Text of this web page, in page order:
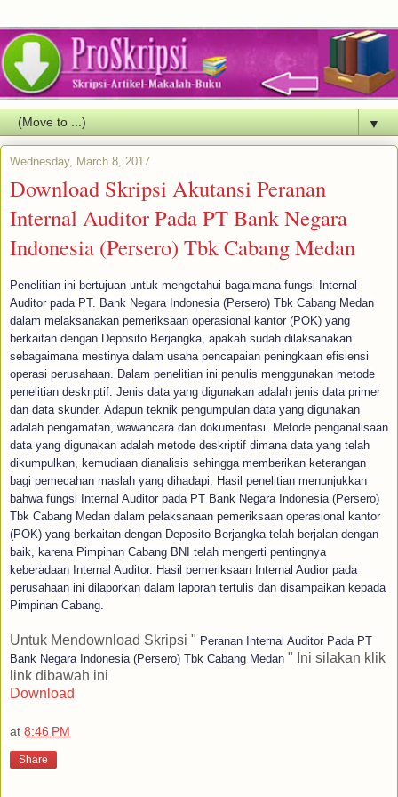
▼
Wednesday, March 8, 2017
Download Skripsi Akutansi Peranan
Internal Auditor Pada PT Bank Negara
Indonesia (Persero) Tbk Cabang Medan
Penelitian ini bertujuan untuk mengetahui bagaimana fungsi Internal
Auditor pada PT. Bank Negara Indonesia (Persero) Tbk Cabang Medan
dalam melaksanakan pemeriksaan operasional kantor (POK) yang
berkaitan dengan Deposito Berjangka, apakah sudah dilaksanakan
sebagaimana mestinya dalam usaha pencapaian peningkaan efisiensi
operasi perusahaan. Dalam penelitian ini penulis menggunakan metode
penelitian deskriptif. Jenis data yang digunakan adalah jenis data primer
dan data skunder. Adapun teknik pengumpulan data yang digunakan
adalah pengamatan, wawancara dan dokumentasi. Metode penganalisaan
data yang digunakan adalah metode deskriptif dimana data yang telah
dikumpulkan, kemudiaan dianalisis sehingga memberikan keterangan
bagi pemecahan maslah yang dihadapi. Hasil penelitian menunjukkan
bahwa fungsi Internal Auditor pada PT Bank Negara Indonesia (Persero)
Tbk Cabang Medan dalam pelaksanaan pemeriksaan operasional kantor
(POK) yang berkaitan dengan Deposito Berjangka telah berjalan dengan
baik, karena Pimpinan Cabang BNI telah mengerti pentingnya
keberadaan Internal Auditor. Hasil pemeriksaan Internal Audior pada
perusahaan ini dilaporkan dalam laporan tertulis dan disampaikan kepada
Pimpinan Cabang.
Untuk Mendownload Skripsi " Peranan Internal Auditor Pada PT
Bank Negara Indonesia (Persero) Tbk Cabang Medan " Ini silakan klik
link dibawah ini
Download
at 8:46 PM
Share